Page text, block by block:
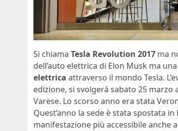
Si chiama Tesla Revolution 2017 ma
dell’auto elettrica di Elon Musk ma
elettrica attraverso il mondo Tesla.
edizione, si svolgerà sabato 25 marzo
Varese. Lo scorso anno era stata
Quest’anno la sede è stata spostata
manifestazione più accessibile anche